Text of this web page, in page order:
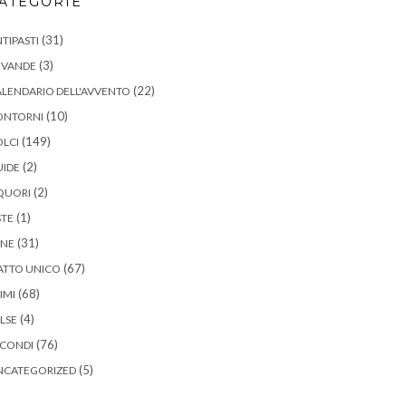
(31)
(3)
DELL'AVVENTO (22)
(10)
(149)
(2)
(2)
(1)
(31)
UNICO (67)
(68)
(4)
(76)
(5)